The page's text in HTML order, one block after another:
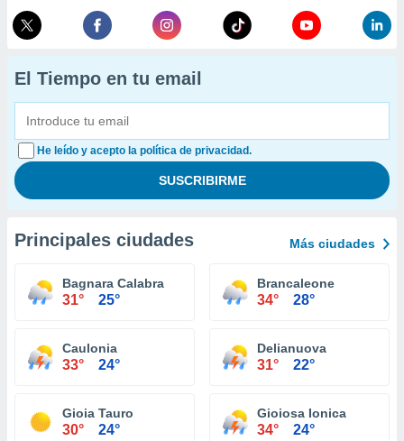
El Tiempo en tu email
He leído y acepto la política de privacidad.
Principales ciudades Más ciudades
Bagnara Calabra
31° 25°
Brancaleone
34° 28°
Caulonia
33° 24°
Delianuova
31° 22°
Gioia Tauro
30° 24°
Gioiosa Ionica
34° 24°